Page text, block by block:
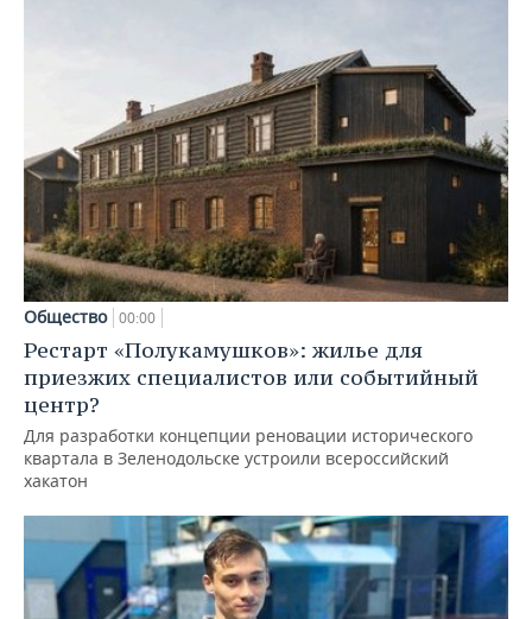
Общество 00:00
Рестарт «Полукамушков»: жилье для
приезжих специалистов или событийный
центр?
Для разработки концепции реновации исторического
квартала в Зеленодольске устроили всероссийский
хакатон